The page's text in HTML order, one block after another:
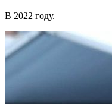
В 2022 году.